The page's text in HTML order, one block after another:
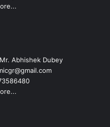
Abhishek Dubey